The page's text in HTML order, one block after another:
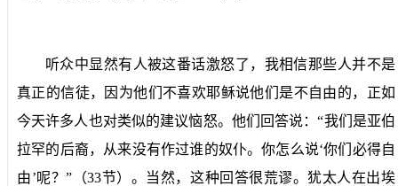
听众中显然有人被这番话激怒了，我相信那些人并不是
真正的信徒，因为他们不喜欢耶稣说他们是不自由的，正如
今天许多人也对类似的建议恼怒。他们回答说：“我们是亚伯
拉罕的后裔，从来没有作过谁的奴仆。你怎么说‘你们必得自
由’呢？”（33节）。当然，这种回答很荒谬。犹太人在出埃